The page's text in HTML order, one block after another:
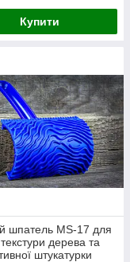
Купити
шпатель MS-17 для
текстури дерева та
штукатурки